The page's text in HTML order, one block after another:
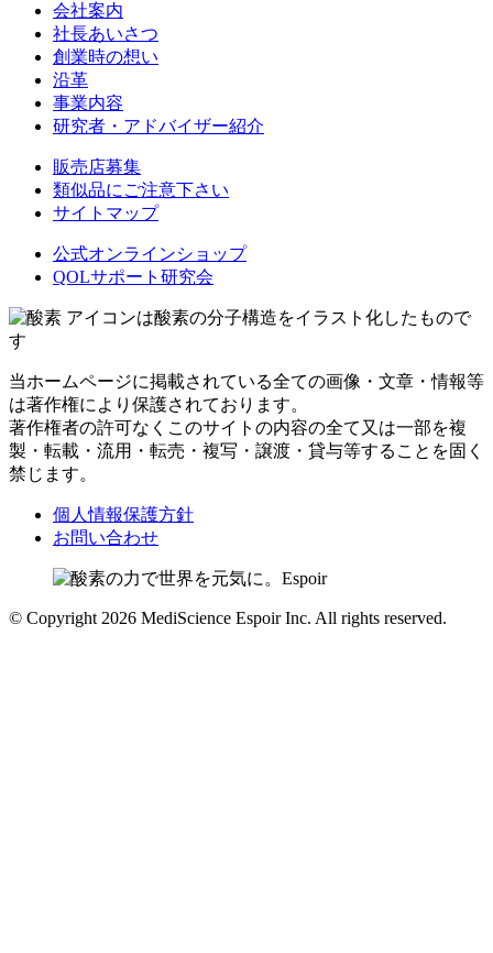
会社案内
社長あいさつ
創業時の想い
沿革
事業内容
研究者・アドバイザー紹介
販売店募集
類似品にご注意下さい
サイトマップ
公式オンラインショップ
QOLサポート研究会
アイコンは酸素の分子構造をイラスト化したもので
す
当ホームページに掲載されている全ての画像・文章・情報等
は著作権により保護されております。
著作権者の許可なくこのサイトの内容の全て又は一部を複
製・転載・流用・転売・複写・譲渡・貸与等することを固く
禁じます。
個人情報保護方針
お問い合わせ
© Copyright 2026 MediScience Espoir Inc. All rights reserved.